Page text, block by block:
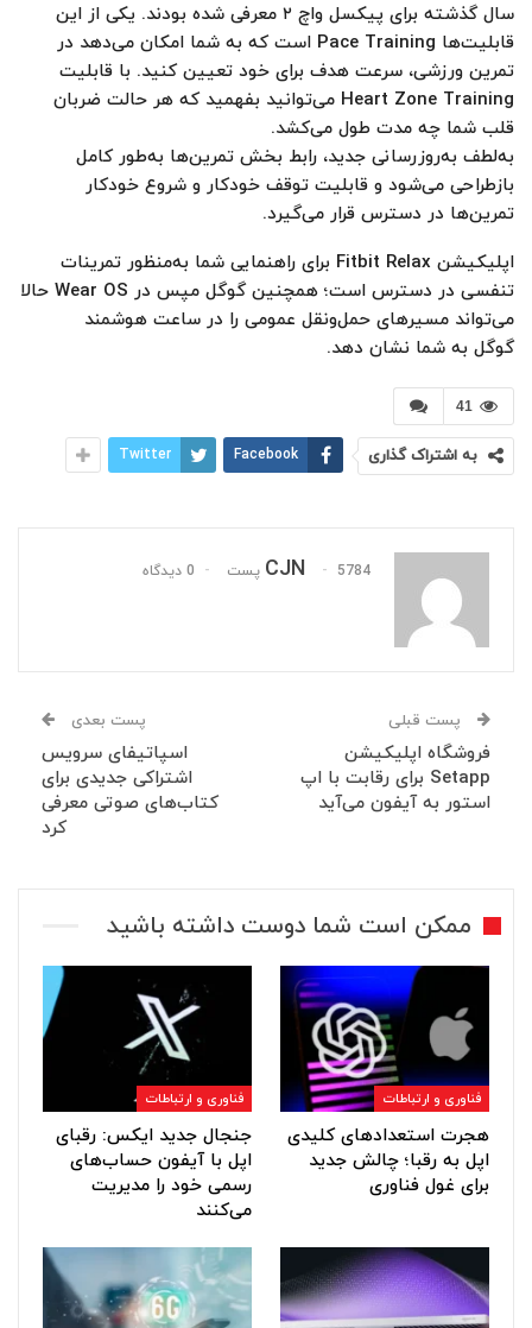
سال گذشته برای پیکسل واچ ۲ معرفی شده بودند. یکی از این
قابلیت‌ها Pace Training است که به شما امکان می‌دهد در
تمرین ورزشی، سرعت هدف برای خود تعیین کنید. با قابلیت
Heart Zone Training می‌توانید بفهمید که هر حالت ضربان
قلب شما چه مدت طول می‌کشد.
به‌لطف به‌روزرسانی جدید، رابط بخش تمرین‌ها به‌طور کامل
بازطراحی می‌شود و قابلیت توقف خودکار و شروع خودکار
تمرین‌ها در دسترس قرار می‌گیرد.
اپلیکیشن Fitbit Relax برای راهنمایی شما به‌منظور تمرینات
تنفسی در دسترس است؛ همچنین گوگل مپس در Wear OS حالا
می‌تواند مسیرهای حمل‌ونقل عمومی را در ساعت هوشمند
گوگل به شما نشان دهد.
41
به اشتراک گذاری Facebook
Twitter
CJN 5784 پست 0 دیدگاه
پست قبلی
فروشگاه اپلیکیشن
Setapp برای رقابت با اپ
استور به آیفون می‌آید
پست بعدی
اسپاتیفای سرویس
اشتراکی جدیدی برای
کتاب‌های صوتی معرفی
کرد
ممکن است شما دوست داشته باشید
فناوری و ارتباطات
هجرت استعدادهای کلیدی
اپل به رقبا؛ چالش جدید
برای غول فناوری
فناوری و ارتباطات
جنجال جدید ایکس: رقبای
اپل با آیفون حساب‌های
رسمی خود را مدیریت
می‌کنند